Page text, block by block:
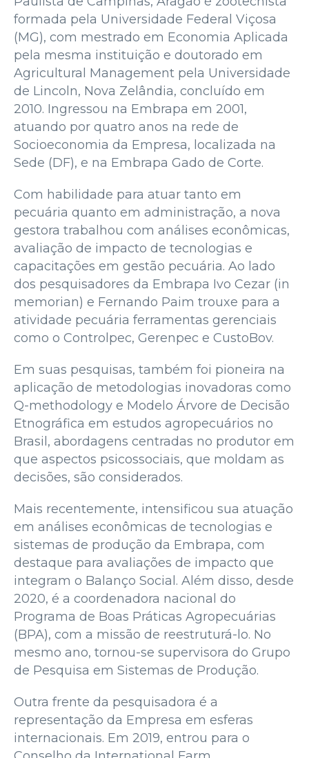
formada pela Universidade Federal Viçosa
(MG), com mestrado em Economia Aplicada
pela mesma instituição e doutorado em
Agricultural Management pela Universidade
de Lincoln, Nova Zelândia, concluído em
2010. Ingressou na Embrapa em 2001,
atuando por quatro anos na rede de
Socioeconomia da Empresa, localizada na
Sede (DF), e na Embrapa Gado de Corte.
Com habilidade para atuar tanto em
pecuária quanto em administração, a nova
gestora trabalhou com análises econômicas,
avaliação de impacto de tecnologias e
capacitações em gestão pecuária. Ao lado
dos pesquisadores da Embrapa Ivo Cezar (in
memorian) e Fernando Paim trouxe para a
atividade pecuária ferramentas gerenciais
como o Controlpec, Gerenpec e CustoBov.
Em suas pesquisas, também foi pioneira na
aplicação de metodologias inovadoras como
Q-methodology e Modelo Árvore de Decisão
Etnográfica em estudos agropecuários no
Brasil, abordagens centradas no produtor em
que aspectos psicossociais, que moldam as
decisões, são considerados.
Mais recentemente, intensificou sua atuação
em análises econômicas de tecnologias e
sistemas de produção da Embrapa, com
destaque para avaliações de impacto que
integram o Balanço Social. Além disso, desde
2020, é a coordenadora nacional do
Programa de Boas Práticas Agropecuárias
(BPA), com a missão de reestruturá-lo. No
mesmo ano, tornou-se supervisora do Grupo
de Pesquisa em Sistemas de Produção.
Outra frente da pesquisadora é a
representação da Empresa em esferas
internacionais. Em 2019, entrou para o